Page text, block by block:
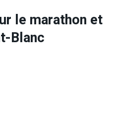
le marathon et
Blanc